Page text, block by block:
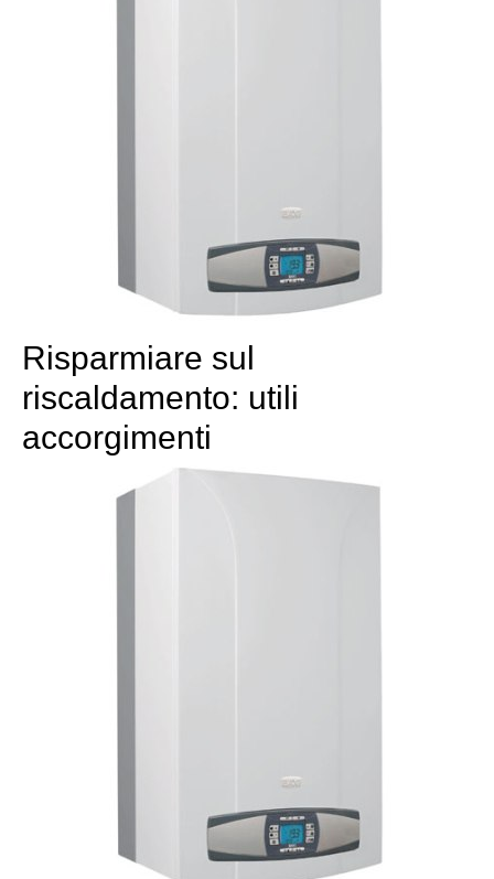
Risparmiare sul
riscaldamento: utili
accorgimenti